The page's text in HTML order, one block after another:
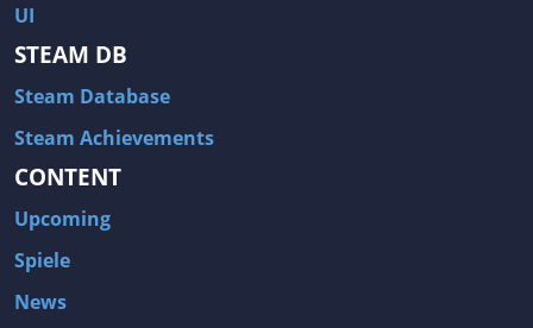
UI
STEAM DB
Steam Database
Steam Achievements
CONTENT
Upcoming
Spiele
News